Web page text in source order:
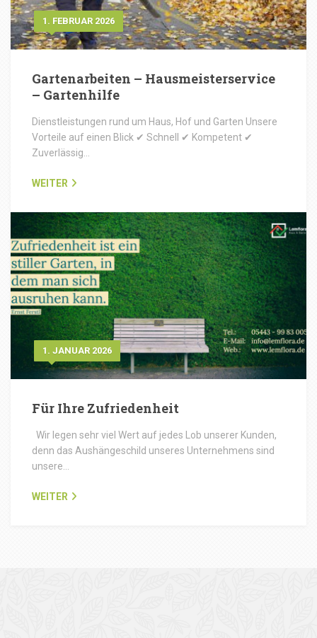
1. FEBRUAR 2026
Gartenarbeiten – Hausmeisterservice
– Gartenhilfe
Dienstleistungen rund um Haus, Hof und Garten Unsere
Vorteile auf einen Blick ✔ Schnell ✔ Kompetent ✔
Zuverlässig…
WEITER
1. JANUAR 2026
Für Ihre Zufriedenheit
Wir legen sehr viel Wert auf jedes Lob unserer Kunden,
denn das Aushängeschild unseres Unternehmens sind
unsere…
WEITER